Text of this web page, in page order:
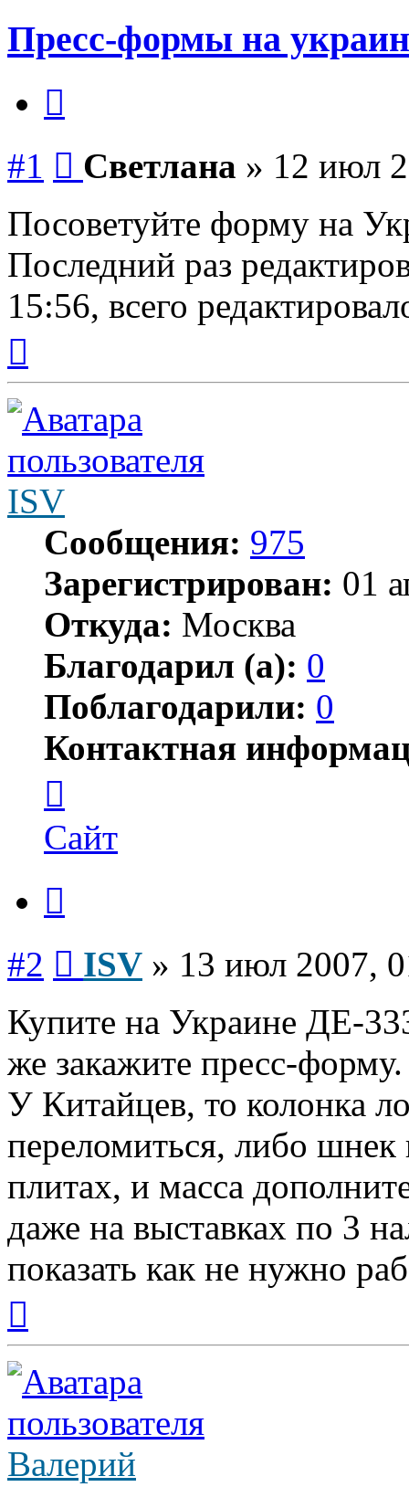
Пресс-формы на
#1 Светлана » 12 июл
Посоветуйте форму на
Последний раз
15:56, всего
началу
ISV
Сообщения: 975
Зарегистрирован: 01
Откуда: Москва
Благодарил (а): 0
Поблагодарили: 0
Контактная
пользователя
ISV
Сайт
#2 ISV » 13 июл 2007,
Купите на Украине ДЕ-
же закажите пресс-
У Китайцев, то колонка
переломиться, либо шнек
плитах, и масса
даже на выставках по 3
показать как не нужно
началу
Валерий